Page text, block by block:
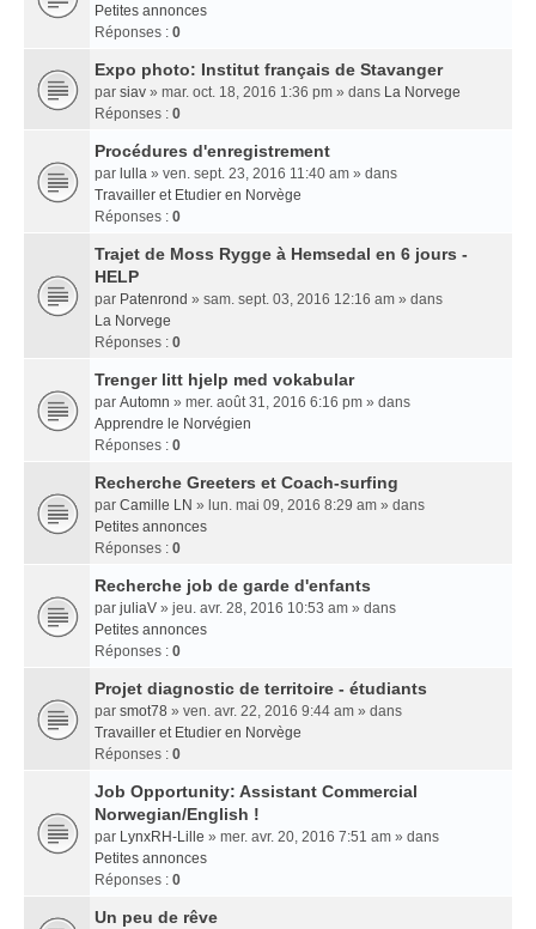
Petites annonces
Réponses : 0
Expo photo: Institut français de Stavanger
par siav » mar. oct. 18, 2016 1:36 pm » dans La Norvege
Réponses : 0
Procédures d'enregistrement
par lulla » ven. sept. 23, 2016 11:40 am » dans
Travailler et Etudier en Norvège
Réponses : 0
Trajet de Moss Rygge à Hemsedal en 6 jours -
HELP
par Patenrond » sam. sept. 03, 2016 12:16 am » dans
La Norvege
Réponses : 0
Trenger litt hjelp med vokabular
par Automn » mer. août 31, 2016 6:16 pm » dans
Apprendre le Norvégien
Réponses : 0
Recherche Greeters et Coach-surfing
par Camille LN » lun. mai 09, 2016 8:29 am » dans
Petites annonces
Réponses : 0
Recherche job de garde d'enfants
par juliaV » jeu. avr. 28, 2016 10:53 am » dans
Petites annonces
Réponses : 0
Projet diagnostic de territoire - étudiants
par smot78 » ven. avr. 22, 2016 9:44 am » dans
Travailler et Etudier en Norvège
Réponses : 0
Job Opportunity: Assistant Commercial
Norwegian/English !
par LynxRH-Lille » mer. avr. 20, 2016 7:51 am » dans
Petites annonces
Réponses : 0
Un peu de rêve